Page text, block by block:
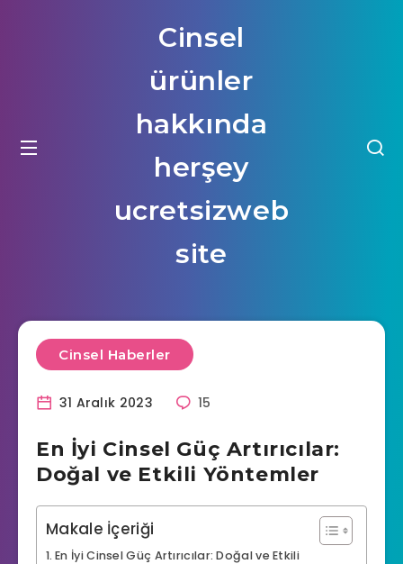
Cinsel
ürünler
hakkında
herşey
ucretsizweb
site
Cinsel Haberler
31 Aralık 2023 15
En İyi Cinsel Güç Artırıcılar:
Doğal ve Etkili Yöntemler
Makale İçeriği
En İyi Cinsel Güç Artırıcılar: Doğal ve Etkili